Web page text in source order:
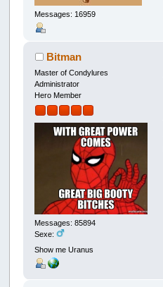
Messages: 16959
Bitman
Master of Condylures
Administrator
Hero Member
Messages: 85894
Sexe:
Show me Uranus